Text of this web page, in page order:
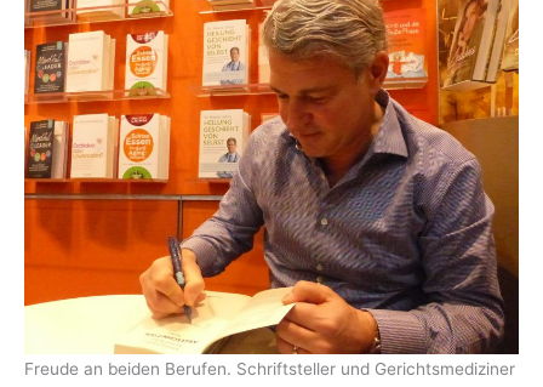
Freude an beiden Berufen. Schriftsteller und Gerichtsmediziner